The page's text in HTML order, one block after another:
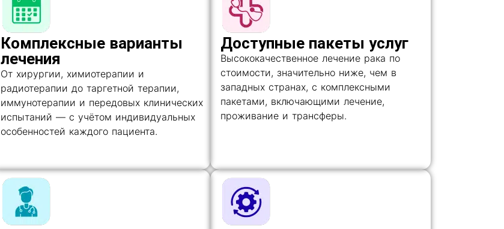
Комплексные варианты
лечения
От хирургии, химиотерапии и
радиотерапии до таргетной терапии,
иммунотерапии и передовых клинических
испытаний — с учётом индивидуальных
особенностей каждого пациента.
Доступные пакеты услуг
Высококачественное лечение рака по
стоимости, значительно ниже, чем в
западных странах, с комплексными
пакетами, включающими лечение,
проживание и трансферы.